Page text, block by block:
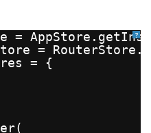
?
=
=
= {